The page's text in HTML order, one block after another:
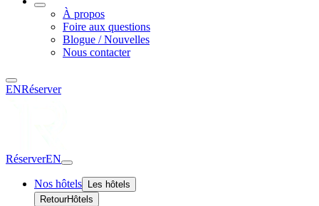
À propos
Foire aux questions
Blogue / Nouvelles
Nous contacter
ENRéserver
RéserverEN
Nos hôtels
Les hôtels
RetourHôtels